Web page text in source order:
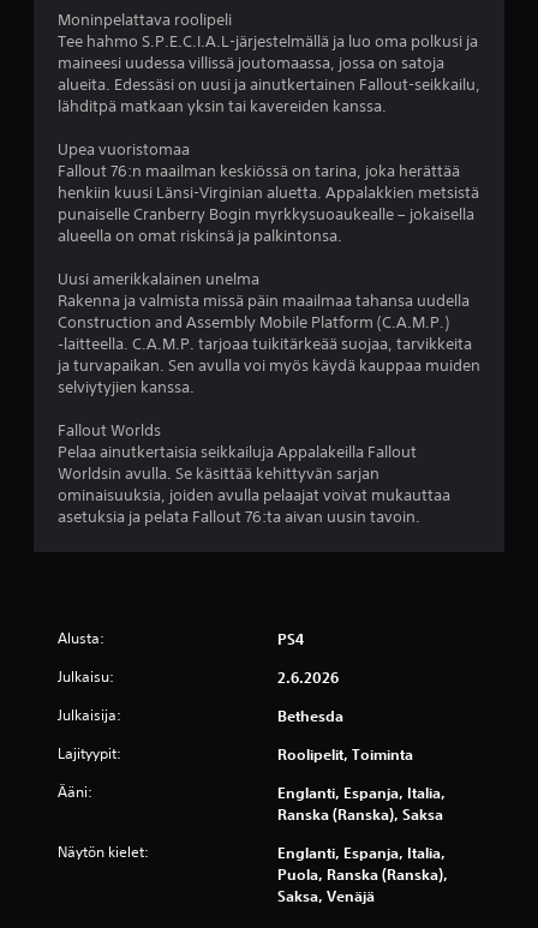
y
t
e
t
t
v
i
s
s
ä
n
j
o
t
a
i
n
v
a
l
i
n
u
Moninpelattava roolipeli
Tee hahmo S.P.E.C.I.A.L-järjestelmällä ja luo oma polkusi ja
maineesi uudessa villissä joutomaassa, jossa on satoja
alueita. Edessäsi on uusi ja ainutkertainen Fallout-seikkailu,
lähditpä matkaan yksin tai kavereiden kanssa.
Upea vuoristomaa
Fallout 76:n maailman keskiössä on tarina, joka herättää
henkiin kuusi Länsi-Virginian aluetta. Appalakkien metsistä
punaiselle Cranberry Bogin myrkkysuoaukealle – jokaisella
alueella on omat riskinsä ja palkintonsa.
Uusi amerikkalainen unelma
Rakenna ja valmista missä päin maailmaa tahansa uudella
Construction and Assembly Mobile Platform (C.A.M.P.)
‑laitteella. C.A.M.P. tarjoaa tuikitärkeää suojaa, tarvikkeita
ja turvapaikan. Sen avulla voi myös käydä kauppaa muiden
selviytyjien kanssa.
Fallout Worlds
Pelaa ainutkertaisia seikkailuja Appalakeilla Fallout
Worldsin avulla. Se käsittää kehittyvän sarjan
ominaisuuksia, joiden avulla pelaajat voivat mukauttaa
asetuksia ja pelata Fallout 76:ta aivan uusin tavoin.
Alusta: PS4
Julkaisu: 2.6.2026
Julkaisija: Bethesda
Lajityypit: Roolipelit, Toiminta
Ääni:
Englanti, Espanja, Italia,
Ranska (Ranska), Saksa
Näytön kielet:
Englanti, Espanja, Italia,
Puola, Ranska (Ranska),
Saksa, Venäjä